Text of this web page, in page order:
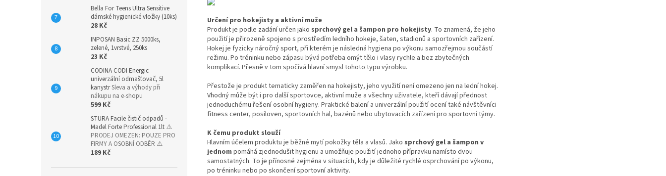
Bella For Teens Ultra Sensitive
dámské hygienické vložky (10ks)
28 Kč
INPOSAN Basic ZZ 5000ks,
zelené, 1vrstvé, 250ks
23 Kč
CODINA CODI Energic
univerzální odmašťovač, 5l
kanystrSleva a výhody při
nákupu na e-shopu
599 Kč
STURA Facile čistič odpadů -
Madel Forte Professional 1lt ⚠️
PRODEJ OMEZEN: POUZE PRO
FIRMY A OSOBNÍ ODBĚR ⚠️
189 Kč
Určení pro hokejisty a aktivní muže
Produkt je podle zadání určen jako sprchový gel a šampon pro hokejisty. To znamená, že jeho
použití je přirozeně spojeno s prostředím ledního hokeje, šaten, stadionů a sportovních zařízení.
Hokej je fyzicky náročný sport, při kterém je následná hygiena po výkonu samozřejmou součástí
režimu. Po tréninku nebo zápasu bývá potřeba omýt tělo i vlasy rychle a bez zbytečných
komplikací. Přesně v tom spočívá hlavní smysl tohoto typu výrobku.
Přestože je produkt tematicky zaměřen na hokejisty, jeho využití není omezeno jen na lední hokej.
Vhodný může být i pro další sportovce, aktivní muže a všechny uživatele, kteří dávají přednost
jednoduchému řešení osobní hygieny. Praktické balení a univerzální použití ocení také návštěvníci
fitness center, posiloven, sportovních hal, bazénů nebo ubytovacích zařízení pro sportovní týmy.
K čemu produkt slouží
Hlavním účelem produktu je běžné mytí pokožky těla a vlasů. Jako sprchový gel a šampon v
jednom pomáhá zjednodušit hygienu a umožňuje použití jednoho přípravku namísto dvou
samostatných. To je přínosné zejména v situacích, kdy je důležité rychlé osprchování po výkonu,
po tréninku nebo po skončení sportovní aktivity.